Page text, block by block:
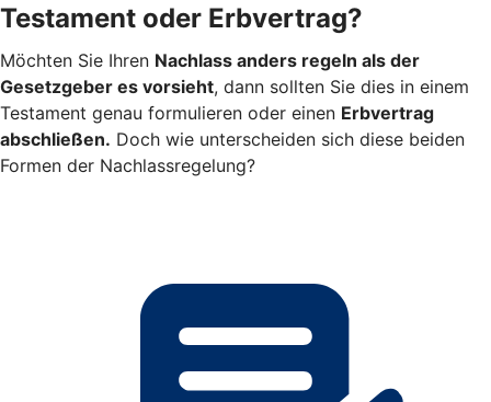
Testament oder Erbvertrag?
Möchten Sie Ihren Nachlass anders regeln als der
Gesetzgeber es vorsieht, dann sollten Sie dies in einem
Testament genau formulieren oder einen Erbvertrag
abschließen. Doch wie unterscheiden sich diese beiden
Formen der Nachlassregelung?